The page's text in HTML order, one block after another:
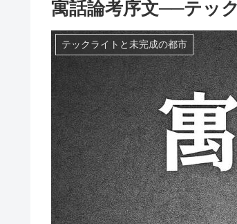
寓話論考序文──テッ
テックライトと未完成の都市